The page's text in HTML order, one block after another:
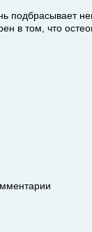
в том, что